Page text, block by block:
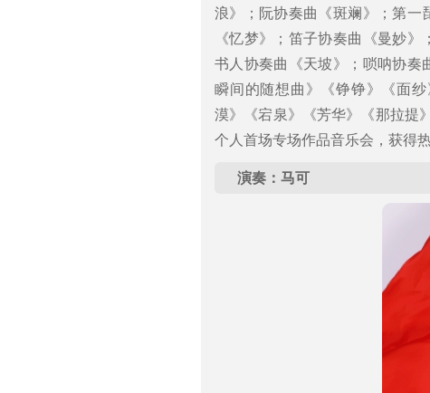
浪》；阮协奏曲《斑斓》；第一
《忆梦》；笛子协奏曲《曼妙
书人协奏曲《天坡》；唢呐协奏
瞬间的随想曲》《铮铮》《面
漠》《宕泉》《芳华》《那拉提
个人首场专场作品音乐会，获得热
演奏：马可